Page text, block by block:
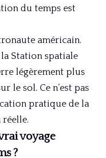
du temps est
américain.
Station spatiale
légèrement plus
le sol. Ce n’est pas
pratique de la
voyage
?